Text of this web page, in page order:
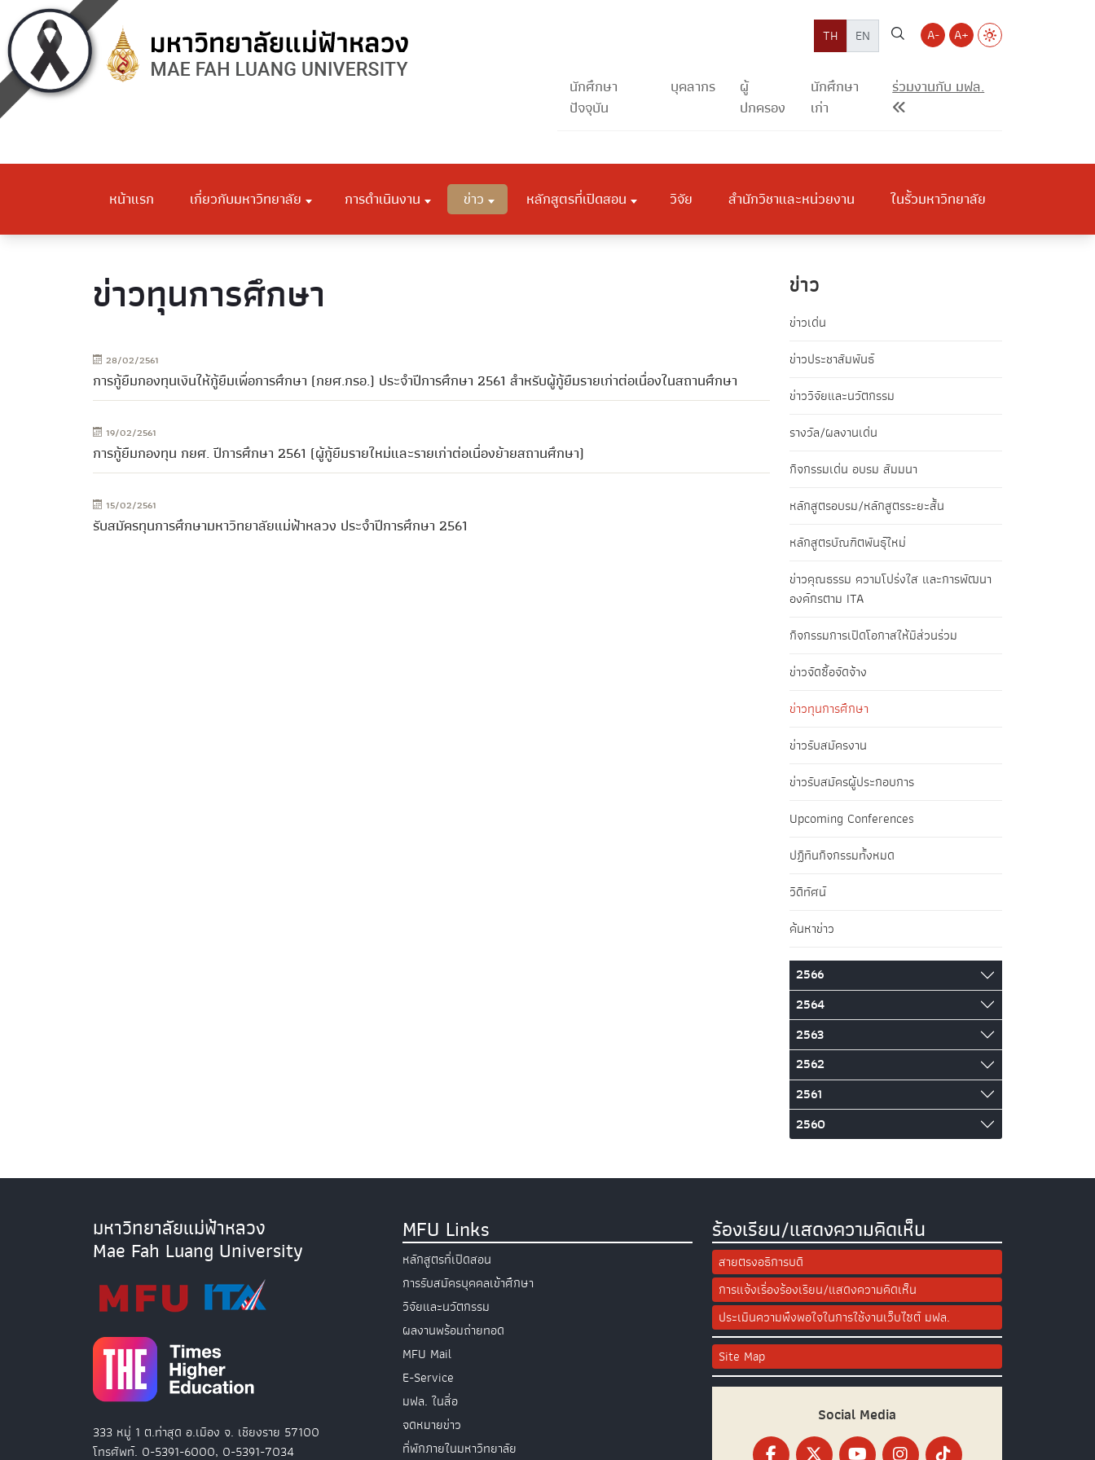
TH EN A- A+
นักศึกษา
ปัจจุบัน
บุคลากร
ผู้
ปกครอง
นักศึกษา
เก่า
ร่วมงานกับ มฟล.
หน้าแรก เกี่ยวกับมหาวิทยาลัย การดำเนินงาน ข่าว หลักสูตรที่เปิดสอน วิจัย สำนักวิชาและหน่วยงาน ในรั้วมหาวิทยาลัย
ข่าวทุนการศึกษา
28/02/2561
การกู้ยืมกองทุนเงินให้กู้ยืมเพื่อการศึกษา (กยศ.กรอ.) ประจำปีการศึกษา 2561 สำหรับผู้กู้ยืมรายเก่าต่อเนื่องในสถานศึกษา
19/02/2561
การกู้ยืมกองทุน กยศ. ปีการศึกษา 2561 (ผู้กู้ยืมรายใหม่และรายเก่าต่อเนื่องย้ายสถานศึกษา)
15/02/2561
รับสมัครทุนการศึกษามหาวิทยาลัยแม่ฟ้าหลวง ประจำปีการศึกษา 2561
ข่าว
ข่าวเด่น
ข่าวประชาสัมพันธ์
ข่าววิจัยและนวัตกรรม
รางวัล/ผลงานเด่น
กิจกรรมเด่น อบรม สัมมนา
หลักสูตรอบรม/หลักสูตรระยะสั้น
หลักสูตรบัณฑิตพันธุ์ใหม่
ข่าวคุณธรรม ความโปร่งใส และการพัฒนา
องค์กรตาม ITA
กิจกรรมการเปิดโอกาสให้มีส่วนร่วม
ข่าวจัดซื้อจัดจ้าง
ข่าวทุนการศึกษา
ข่าวรับสมัครงาน
ข่าวรับสมัครผู้ประกอบการ
Upcoming Conferences
ปฏิทินกิจกรรมทั้งหมด
วิดีทัศน์
ค้นหาข่าว
2566
2564
2563
2562
2561
2560
มหาวิทยาลัยแม่ฟ้าหลวง
Mae Fah Luang University
333 หมู่ 1 ต.ท่าสุด อ.เมือง จ. เชียงราย 57100
โทรศัพท์. 0-5391-6000, 0-5391-7034
MFU Links
หลักสูตรที่เปิดสอน
การรับสมัครบุคคลเข้าศึกษา
วิจัยและนวัตกรรม
ผลงานพร้อมถ่ายทอด
MFU Mail
E-Service
มฟล. ในสื่อ
จดหมายข่าว
ที่พักภายในมหาวิทยาลัย
ร้องเรียน/แสดงความคิดเห็น
สายตรงอธิการบดี
การแจ้งเรื่องร้องเรียน/แสดงความคิดเห็น
ประเมินความพึงพอใจในการใช้งานเว็บไซต์ มฟล.
Site Map
Social Media